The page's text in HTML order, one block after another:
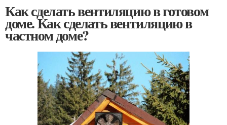
Как сделать вентиляцию в готовом
доме. Как сделать вентиляцию в
частном доме?